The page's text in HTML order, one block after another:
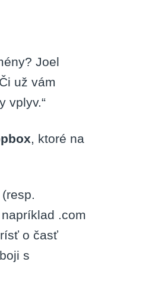
Joel
už vám
vplyv.“
, ktoré na
.com
o časť
s